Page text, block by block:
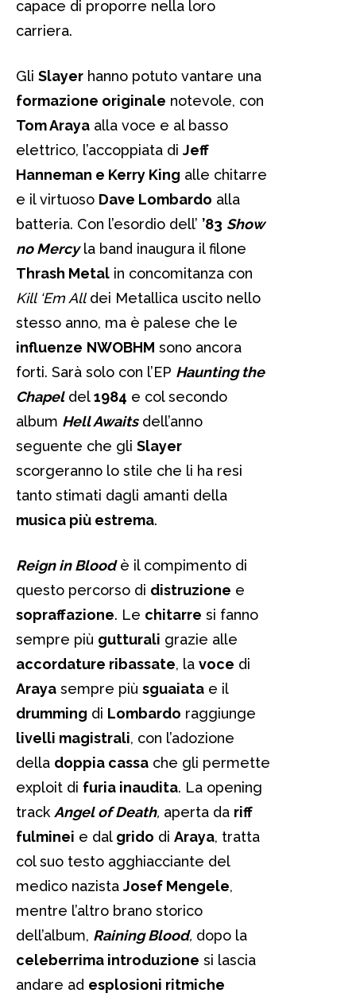
capace di proporre nella loro
carriera.
Gli Slayer hanno potuto vantare una
formazione originale notevole, con
Tom Araya alla voce e al basso
elettrico, l’accoppiata di Jeff
Hanneman e Kerry King alle chitarre
e il virtuoso Dave Lombardo alla
batteria. Con l’esordio dell’ ’83 Show
no Mercy la band inaugura il filone
Thrash Metal in concomitanza con
Kill ‘Em All dei Metallica uscito nello
stesso anno, ma è palese che le
influenze NWOBHM sono ancora
forti. Sarà solo con l’EP Haunting the
Chapel del1984 e col secondo
album Hell Awaits dell’anno
seguente che gli Slayer
scorgeranno lo stile che li ha resi
tanto stimati dagli amanti della
musica più estrema.
Reign in Blood è il compimento di
questo percorso di distruzione e
sopraffazione. Le chitarre si fanno
sempre più gutturali grazie alle
accordature ribassate, la voce di
Araya sempre più sguaiata e il
drumming di Lombardo raggiunge
livelli magistrali, con l’adozione
della doppia cassa che gli permette
exploit di furia inaudita. La opening
track Angel of Death, aperta da riff
fulminei e dal grido di Araya, tratta
col suo testo agghiacciante del
medico nazista Josef Mengele,
mentre l’altro brano storico
dell’album, Raining Blood, dopo la
celeberrima introduzione si lascia
andare ad esplosioni ritmiche